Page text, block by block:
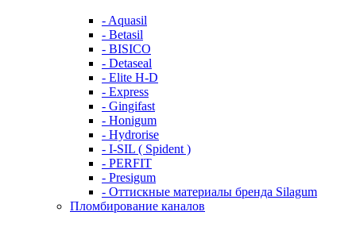
- Aquasil
- Betasil
- BISICO
- Detaseal
- Elite H-D
- Express
- Gingifast
- Honigum
- Hydrorise
- I-SIL ( Spident )
- PERFIT
- Presigum
- Оттискные материалы бренда Silagum
Пломбирование каналов